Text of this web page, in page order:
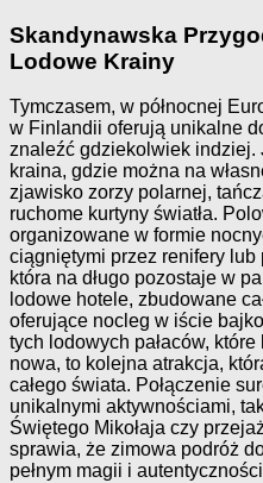
Skandynawska
Lodowe Krainy
Tymczasem, w północnej
w Finlandii oferują unikalne
znaleźć gdziekolwiek indziej.
kraina, gdzie można na
zjawisko zorzy polarnej,
ruchome kurtyny światła.
organizowane w formie
ciągniętymi przez renifery lub
która na długo pozostaje w
lodowe hotele, zbudowane
oferujące nocleg w iście
tych lodowych pałaców,
nowa, to kolejna atrakcja,
całego świata. Połączenie
unikalnymi aktywnościami,
Świętego Mikołaja czy
sprawia, że zimowa podróż
pełnym magii i